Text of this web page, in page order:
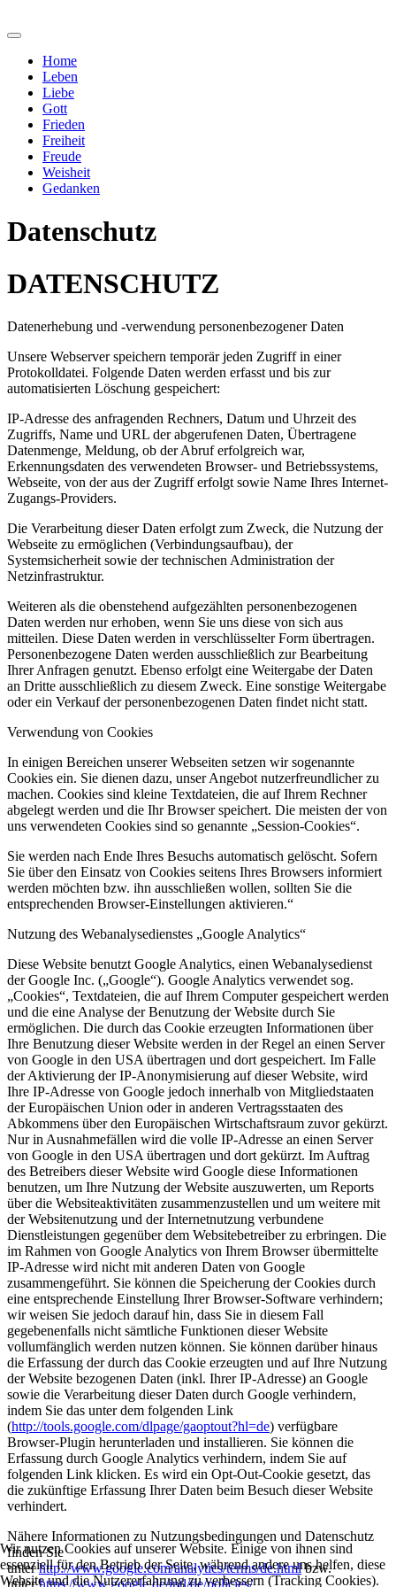
Home
Leben
Liebe
Gott
Frieden
Freiheit
Freude
Weisheit
Gedanken
Datenschutz
DATENSCHUTZ
Datenerhebung und -verwendung personenbezogener Daten
Unsere Webserver speichern temporär jeden Zugriff in einer
Protokolldatei. Folgende Daten werden erfasst und bis zur
automatisierten Löschung gespeichert:
IP-Adresse des anfragenden Rechners, Datum und Uhrzeit des
Zugriffs, Name und URL der abgerufenen Daten, Übertragene
Datenmenge, Meldung, ob der Abruf erfolgreich war,
Erkennungsdaten des verwendeten Browser- und Betriebssystems,
Webseite, von der aus der Zugriff erfolgt sowie Name Ihres Internet-
Zugangs-Providers.
Die Verarbeitung dieser Daten erfolgt zum Zweck, die Nutzung der
Webseite zu ermöglichen (Verbindungsaufbau), der
Systemsicherheit sowie der technischen Administration der
Netzinfrastruktur.
Weiteren als die obenstehend aufgezählten personenbezogenen
Daten werden nur erhoben, wenn Sie uns diese von sich aus
mitteilen. Diese Daten werden in verschlüsselter Form übertragen.
Personenbezogene Daten werden ausschließlich zur Bearbeitung
Ihrer Anfragen genutzt. Ebenso erfolgt eine Weitergabe der Daten
an Dritte ausschließlich zu diesem Zweck. Eine sonstige Weitergabe
oder ein Verkauf der personenbezogenen Daten findet nicht statt.
Verwendung von Cookies
In einigen Bereichen unserer Webseiten setzen wir sogenannte
Cookies ein. Sie dienen dazu, unser Angebot nutzerfreundlicher zu
machen. Cookies sind kleine Textdateien, die auf Ihrem Rechner
abgelegt werden und die Ihr Browser speichert. Die meisten der von
uns verwendeten Cookies sind so genannte „Session-Cookies“.
Sie werden nach Ende Ihres Besuchs automatisch gelöscht. Sofern
Sie über den Einsatz von Cookies seitens Ihres Browsers informiert
werden möchten bzw. ihn ausschließen wollen, sollten Sie die
entsprechenden Browser-Einstellungen aktivieren.“
Nutzung des Webanalysedienstes „Google Analytics“
Diese Website benutzt Google Analytics, einen Webanalysedienst
der Google Inc. („Google“). Google Analytics verwendet sog.
„Cookies“, Textdateien, die auf Ihrem Computer gespeichert werden
und die eine Analyse der Benutzung der Website durch Sie
ermöglichen. Die durch das Cookie erzeugten Informationen über
Ihre Benutzung dieser Website werden in der Regel an einen Server
von Google in den USA übertragen und dort gespeichert. Im Falle
der Aktivierung der IP-Anonymisierung auf dieser Website, wird
Ihre IP-Adresse von Google jedoch innerhalb von Mitgliedstaaten
der Europäischen Union oder in anderen Vertragsstaaten des
Abkommens über den Europäischen Wirtschaftsraum zuvor gekürzt.
Nur in Ausnahmefällen wird die volle IP-Adresse an einen Server
von Google in den USA übertragen und dort gekürzt. Im Auftrag
des Betreibers dieser Website wird Google diese Informationen
benutzen, um Ihre Nutzung der Website auszuwerten, um Reports
über die Websiteaktivitäten zusammenzustellen und um weitere mit
der Websitenutzung und der Internetnutzung verbundene
Dienstleistungen gegenüber dem Websitebetreiber zu erbringen. Die
im Rahmen von Google Analytics von Ihrem Browser übermittelte
IP-Adresse wird nicht mit anderen Daten von Google
zusammengeführt. Sie können die Speicherung der Cookies durch
eine entsprechende Einstellung Ihrer Browser-Software verhindern;
wir weisen Sie jedoch darauf hin, dass Sie in diesem Fall
gegebenenfalls nicht sämtliche Funktionen dieser Website
vollumfänglich werden nutzen können. Sie können darüber hinaus
die Erfassung der durch das Cookie erzeugten und auf Ihre Nutzung
der Website bezogenen Daten (inkl. Ihrer IP-Adresse) an Google
sowie die Verarbeitung dieser Daten durch Google verhindern,
indem Sie das unter dem folgenden Link
(http://tools.google.com/dlpage/gaoptout?hl=de) verfügbare
Browser-Plugin herunterladen und installieren. Sie können die
Erfassung durch Google Analytics verhindern, indem Sie auf
folgenden Link klicken. Es wird ein Opt-Out-Cookie gesetzt, das
die zukünftige Erfassung Ihrer Daten beim Besuch dieser Website
verhindert.
Nähere Informationen zu Nutzungsbedingungen und Datenschutz
finden Sie
unterhttp://www.google.com/analytics/terms/de.htmlbzw.
Wir nutzen Cookies auf unserer Website. Einige von ihnen sind
essenziell für den Betrieb der Seite, während andere uns helfen, diese
Website und die Nutzererfahrung zu verbessern (Tracking Cookies).